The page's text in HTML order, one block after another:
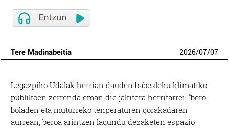
Tere Madinabeitia 2026/07/07
Legazpiko Udalak herrian dauden babesleku klimatiko
publikoen zerrenda eman die jakitera herritarrei, “bero
boladen eta muturreko tenperaturen gorakadaren
aurrean, beroa arintzen lagundu dezaketen espazio